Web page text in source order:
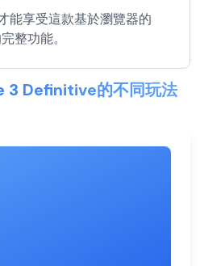
能享受這款基於瀏覽器的
整功能。
3 Definitive的不同玩法